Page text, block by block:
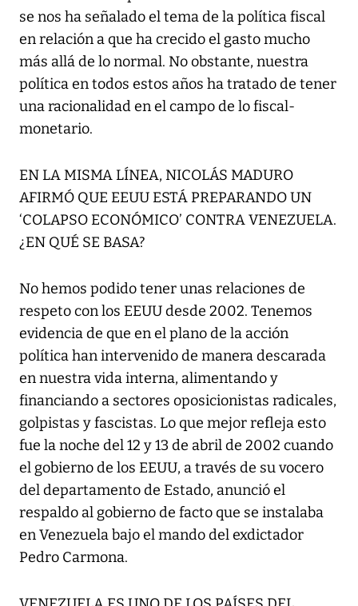
se nos ha señalado el tema de la política fiscal
en relación a que ha crecido el gasto mucho
más allá de lo normal. No obstante, nuestra
política en todos estos años ha tratado de tener
una racionalidad en el campo de lo fiscal-
monetario.
EN LA MISMA LÍNEA, NICOLÁS MADURO
AFIRMÓ QUE EEUU ESTÁ PREPARANDO UN
‘COLAPSO ECONÓMICO’ CONTRA VENEZUELA.
¿EN QUÉ SE BASA?
No hemos podido tener unas relaciones de
respeto con los EEUU desde 2002. Tenemos
evidencia de que en el plano de la acción
política han intervenido de manera descarada
en nuestra vida interna, alimentando y
financiando a sectores oposicionistas radicales,
golpistas y fascistas. Lo que mejor refleja esto
fue la noche del 12 y 13 de abril de 2002 cuando
el gobierno de los EEUU, a través de su vocero
del departamento de Estado, anunció el
respaldo al gobierno de facto que se instalaba
en Venezuela bajo el mando del exdictador
Pedro Carmona.